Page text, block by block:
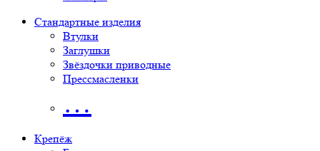
Стандартные изделия
Втулки
Заглушки
Звёздочки приводные
Прессмасленки
…
Крепёж